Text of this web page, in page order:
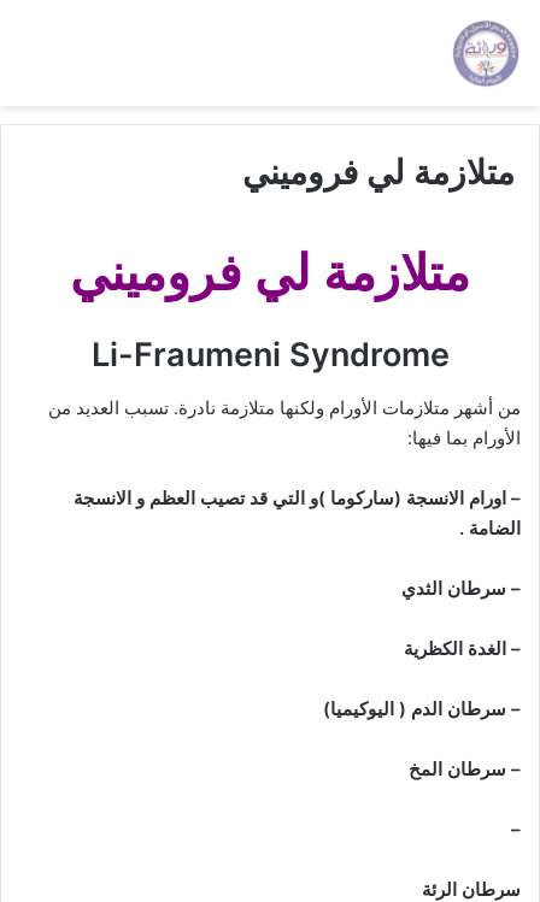
متلازمة لي فروميني
متلازمة لي فروميني
Li-Fraumeni Syndrome
من أشهر متلازمات الأورام ولكنها متلازمة نادرة. تسبب العديد من
الأورام بما فيها:
– اورام الانسجة (ساركوما )و التي قد تصيب العظم و الانسجة
الضامة .
– سرطان الثدي
– الغدة الكظرية
– سرطان الدم ( اليوكيميا)
– سرطان المخ
–
سرطان الرئة